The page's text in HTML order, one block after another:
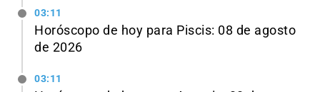
03:11
Horóscopo de hoy para Piscis: 08 de agosto
de 2026
03:11